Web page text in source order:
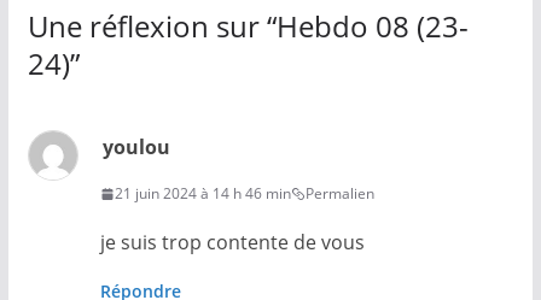
Une réflexion sur “Hebdo 08 (23-
24)”
youlou
21 juin 2024 à 14 h 46 min Permalien
je suis trop contente de vous
Répondre